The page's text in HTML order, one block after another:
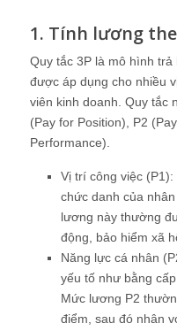
1. Tính lương
Quy tắc 3P là mô hình
được áp dụng cho nhiều
viên kinh doanh. Quy tắc
(Pay for Position), P2
Performance).
Vị trí công việc
chức danh của
lương này thường
động, bảo hiểm xã
Năng lực cá nhân
yếu tố như bằng
Mức lương P2
điểm, sau đó nhân